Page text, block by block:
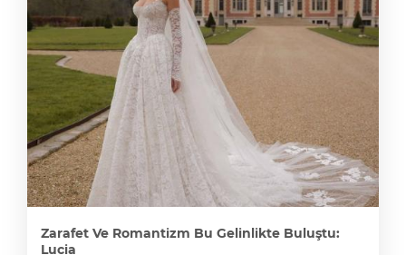
Zarafet Ve Romantizm Bu Gelinlikte Buluştu:
Lucia